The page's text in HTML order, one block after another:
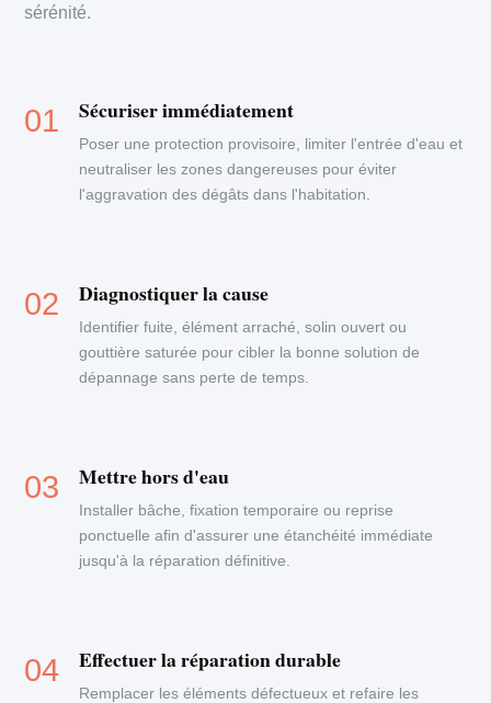
sérénité.
Sécuriser immédiatement
Poser une protection provisoire, limiter l'entrée d'eau et
neutraliser les zones dangereuses pour éviter
l'aggravation des dégâts dans l'habitation.
Diagnostiquer la cause
Identifier fuite, élément arraché, solin ouvert ou
gouttière saturée pour cibler la bonne solution de
dépannage sans perte de temps.
Mettre hors d'eau
Installer bâche, fixation temporaire ou reprise
ponctuelle afin d'assurer une étanchéité immédiate
jusqu'à la réparation définitive.
Effectuer la réparation durable
Remplacer les éléments défectueux et refaire les